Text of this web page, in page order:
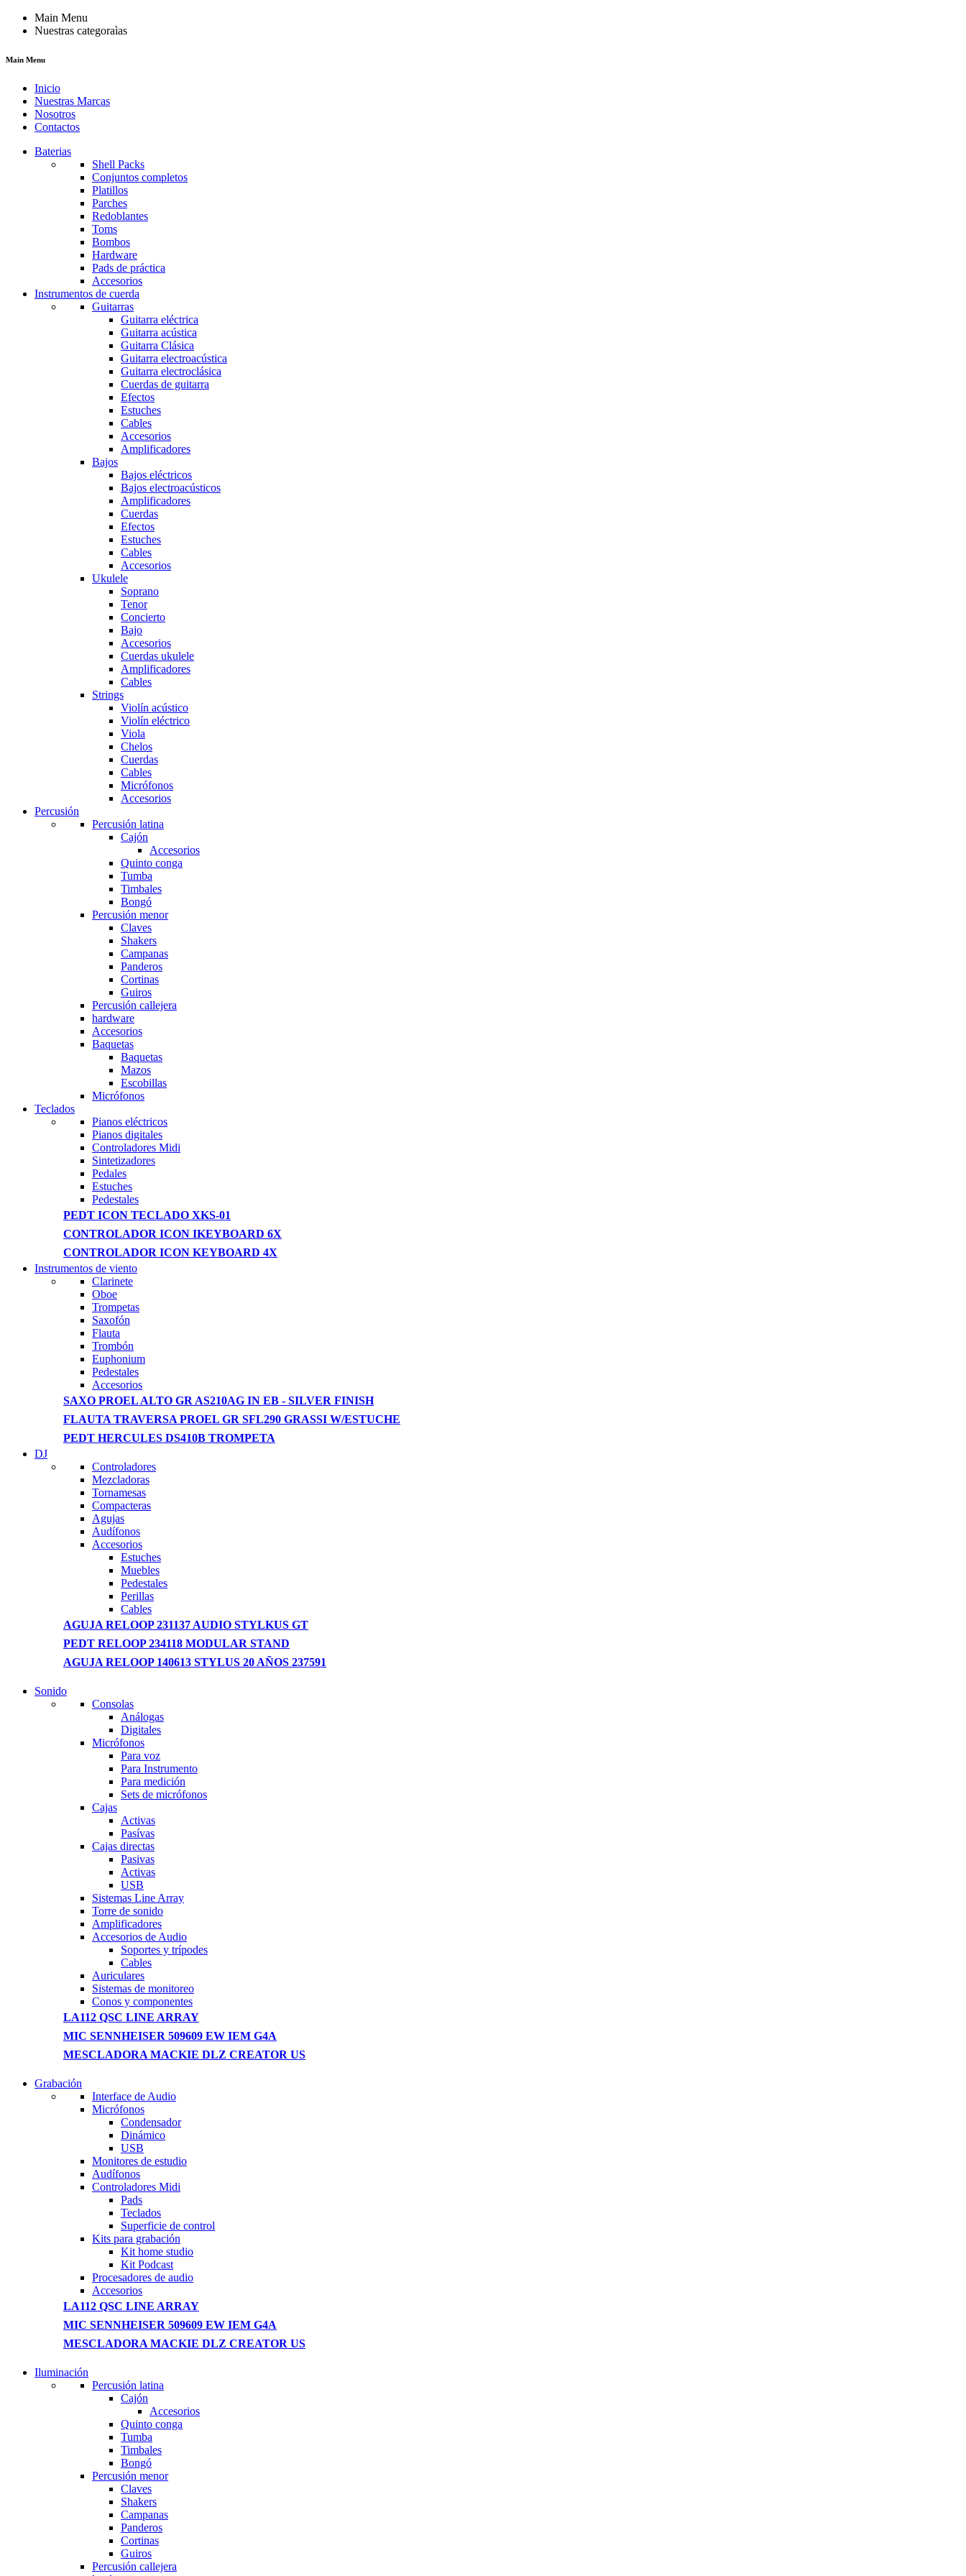
Main Menu
Nuestras categoraìas
Main Menu
Inicio
Nuestras Marcas
Nosotros
Contactos
Baterias
Shell Packs
Conjuntos completos
Platillos
Parches
Redoblantes
Toms
Bombos
Hardware
Pads de práctica
Accesorios
Instrumentos de cuerda
Guitarras
Guitarra eléctrica
Guitarra acústica
Guitarra Clásica
Guitarra electroacústica
Guitarra electroclásica
Cuerdas de guitarra
Efectos
Estuches
Cables
Accesorios
Amplificadores
Bajos
Bajos eléctricos
Bajos electroacústicos
Amplificadores
Cuerdas
Efectos
Estuches
Cables
Accesorios
Ukulele
Soprano
Tenor
Concierto
Bajo
Accesorios
Cuerdas ukulele
Amplificadores
Cables
Strings
Violín acústico
Violín eléctrico
Viola
Chelos
Cuerdas
Cables
Micrófonos
Accesorios
Percusión
Percusión latina
Cajón
Accesorios
Quinto conga
Tumba
Timbales
Bongó
Percusión menor
Claves
Shakers
Campanas
Panderos
Cortinas
Guiros
Percusión callejera
hardware
Accesorios
Baquetas
Baquetas
Mazos
Escobillas
Micrófonos
Teclados
Pianos eléctricos
Pianos digitales
Controladores Midi
Sintetizadores
Pedales
Estuches
Pedestales
PEDT ICON TECLADO XKS-01
CONTROLADOR ICON IKEYBOARD 6X
CONTROLADOR ICON KEYBOARD 4X
View more
Instrumentos de viento
Clarinete
Oboe
Trompetas
Saxofón
Flauta
Trombón
Euphonium
Pedestales
Accesorios
SAXO PROEL ALTO GR AS210AG IN EB - SILVER FINISH
FLAUTA TRAVERSA PROEL GR SFL290 GRASSI W/ESTUCHE
PEDT HERCULES DS410B TROMPETA
DJ
Controladores
Mezcladoras
Tornamesas
Compacteras
Agujas
Audífonos
Accesorios
Estuches
Muebles
Pedestales
Perillas
Cables
AGUJA RELOOP 231137 AUDIO STYLKUS GT
PEDT RELOOP 234118 MODULAR STAND
AGUJA RELOOP 140613 STYLUS 20 AÑOS 237591
TP 450X I7 THINKPAD
Shop Now
Sonido
Consolas
Análogas
Digitales
Micrófonos
Para voz
Para Instrumento
Para medición
Sets de micrófonos
Cajas
Activas
Pasívas
Cajas directas
Pasivas
Activas
USB
Sistemas Line Array
Torre de sonido
Amplificadores
Accesorios de Audio
Soportes y trípodes
Cables
Auriculares
Sistemas de monitoreo
Conos y componentes
LA112 QSC LINE ARRAY
MIC SENNHEISER 509609 EW IEM G4A
MESCLADORA MACKIE DLZ CREATOR US
GAMER CONTROLLER
Shop Now
Grabación
Interface de Audio
Micrófonos
Condensador
Dinámico
USB
Monitores de estudio
Audífonos
Controladores Midi
Pads
Teclados
Superficie de control
Kits para grabación
Kit home studio
Kit Podcast
Procesadores de audio
Accesorios
LA112 QSC LINE ARRAY
MIC SENNHEISER 509609 EW IEM G4A
MESCLADORA MACKIE DLZ CREATOR US
T50F 9KG/1200 SPIN
Shop Now
Iluminación
Percusión latina
Cajón
Accesorios
Quinto conga
Tumba
Timbales
Bongó
Percusión menor
Claves
Shakers
Campanas
Panderos
Cortinas
Guiros
Percusión callejera